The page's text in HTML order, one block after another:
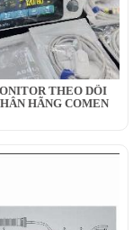
THEO DÕI
HÃNG COMEN